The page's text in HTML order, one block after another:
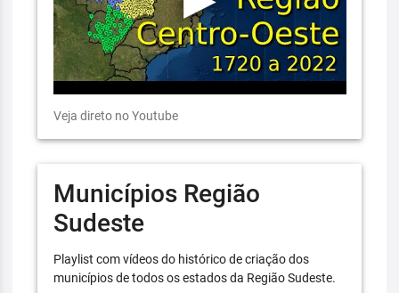
Veja direto no Youtube
Municípios Região
Sudeste
Playlist com vídeos do histórico de criação dos
municípios de todos os estados da Região Sudeste.